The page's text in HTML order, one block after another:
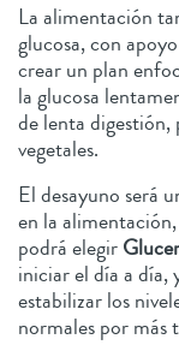
La alimentación
glucosa, con
crear un plan
la glucosa
de lenta digestión,
vegetales.
El desayuno será
en la
podrá elegir
iniciar el día a día,
estabilizar los
normales por más